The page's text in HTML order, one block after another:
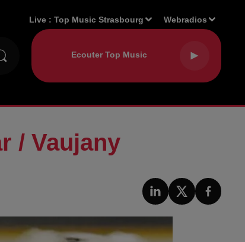
Live :Top Music Strasbourg Webradios
/ Vaujany